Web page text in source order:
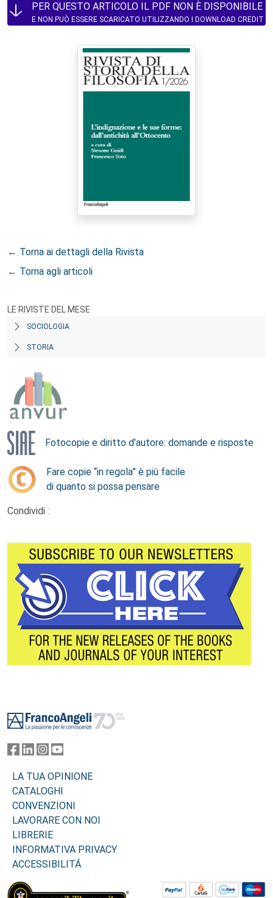
PER QUESTO ARTICOLO IL PDF NON È DISPONIBILE
E NON PUÒ ESSERE SCARICATO UTILIZZANDO I DOWNLOAD CREDIT
← Torna ai dettagli della Rivista
← Torna agli articoli
LE RIVISTE DEL MESE
SOCIOLOGIA
STORIA
Fotocopie e diritto d’autore: domande e risposte
Fare copie “in regola” è più facile
di quanto si possa pensare
Condividi :
LA TUA OPINIONE
CATALOGHI
CONVENZIONI
LAVORARE CON NOI
LIBRERIE
INFORMATIVA PRIVACY
ACCESSIBILITÁ